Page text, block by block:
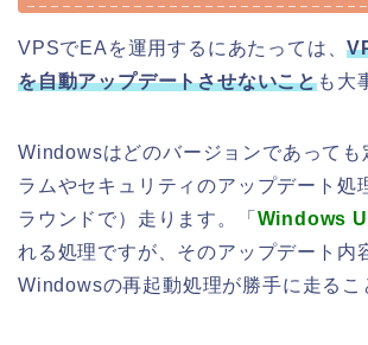
VPSでEAを運用するにあたっては、
を自動アップデートさせないことも大
Windowsはどのバージョンであっても
ラムやセキュリティのアップデート処
ラウンドで）走ります。「 Windows
れる処理ですが、そのアップデート内
Windowsの再起動処理が勝手に走るこ